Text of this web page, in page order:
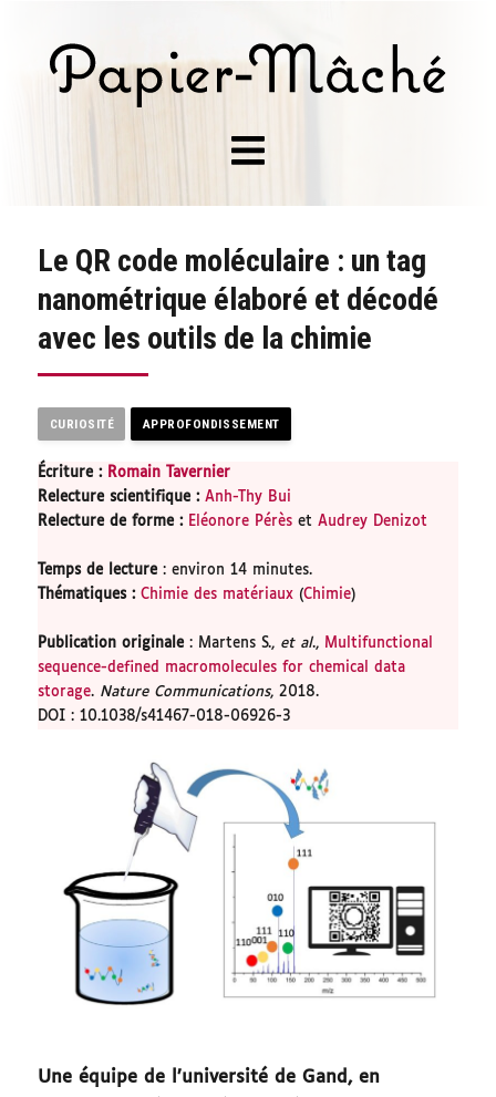
Le QR code moléculaire : un tag
nanométrique élaboré et décodé
avec les outils de la chimie
CURIOSITÉ APPROFONDISSEMENT
Écriture : Romain Tavernier
Relecture scientifique:Anh-Thy Bui
Relecture de forme: Eléonore Pérès etAudrey Denizot
Temps de lecture: environ 14 minutes.
Thématiques: Chimie des matériaux (Chimie)
Publication originale: Martens S., et al., Multifunctional
sequence-defined macromolecules for chemical data
storage. Nature Communications, 2018.
DOI : 10.1038/s41467-018-06926-3
Une équipe de l’université de Gand, en